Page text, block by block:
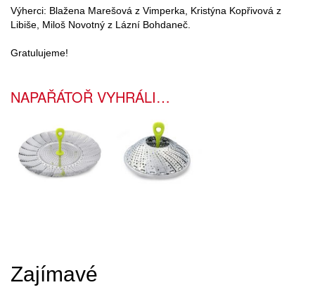
Výherci: Blažena Marešová z Vimperka, Kristýna Kopřivová z
Libiše, Miloš Novotný z Lázní Bohdaneč.
Gratulujeme!
NAPAŘÁTOŘ VYHRÁLI…
Zajímavé